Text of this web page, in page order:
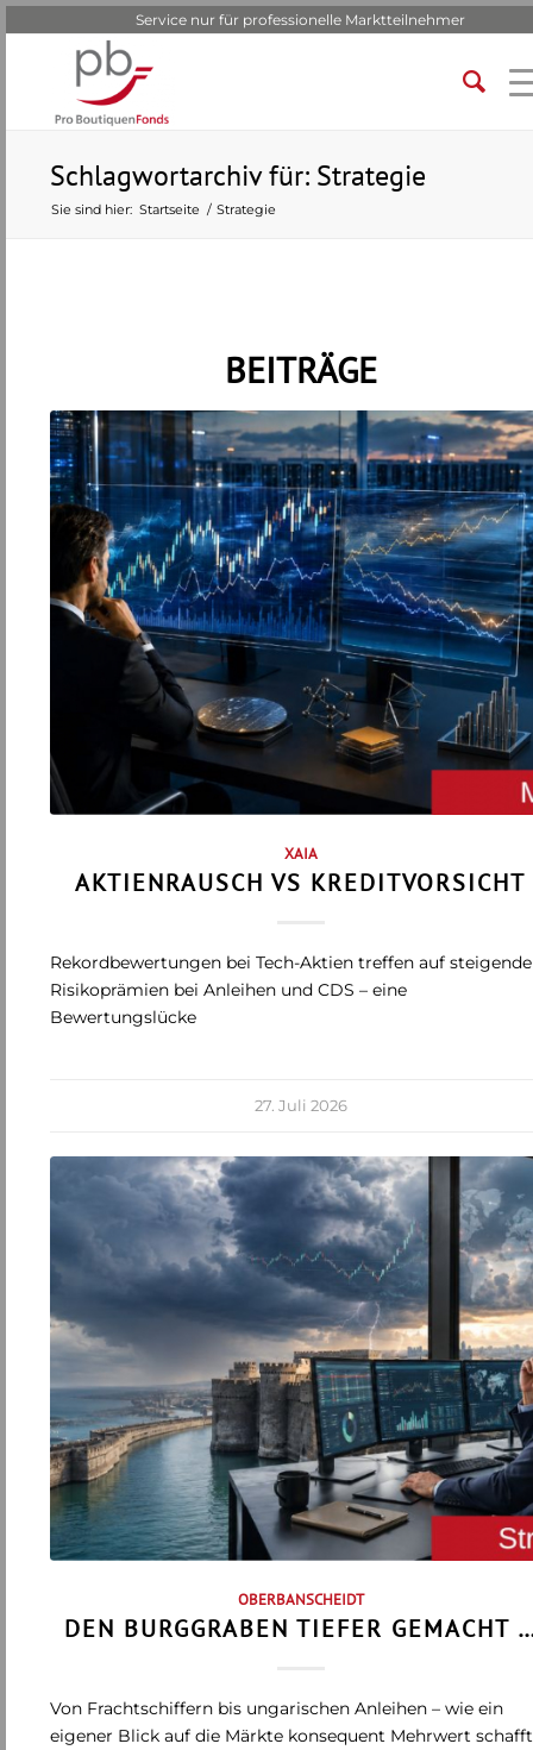
Service nur für professionelle Marktteilnehmer
Schlagwortarchiv für: Strategie
Sie sind hier: Startseite / Strategie
BEITRÄGE
XAIA
AKTIENRAUSCH VS KREDITVORSICHT
Rekordbewertungen bei Tech-Aktien treffen auf steigende
Risikoprämien bei Anleihen und CDS – eine
Bewertungslücke
27. Juli 2026
OBERBANSCHEIDT
DEN BURGGRABEN TIEFER GEMACHT
Von Frachtschiffern bis ungarischen Anleihen – wie ein
eigener Blick auf die Märkte konsequent Mehrwert schafft